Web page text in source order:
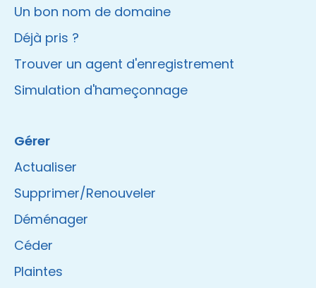
Un bon nom de domaine
Déjà pris ?
Trouver un agent d'enregistrement
Simulation d'hameçonnage
Gérer
Actualiser
Supprimer/Renouveler
Déménager
Céder
Plaintes